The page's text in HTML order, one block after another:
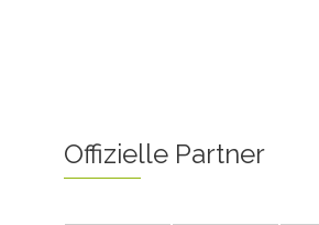
Offizielle Partner